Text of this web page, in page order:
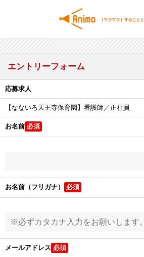
エントリーフォーム
応募求人
【なないろ天王寺保育園】看護師／正社員
お名前
お名前（フリガナ）
メールアドレス